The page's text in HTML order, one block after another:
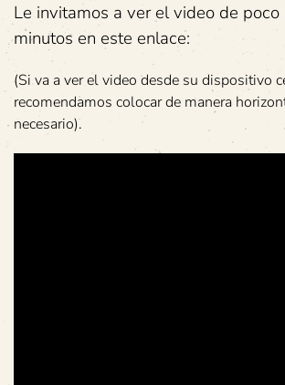
Le invitamos a ver el video de
minutos en este enlace:
(Si va a ver el video desde su dispositivo
recomendamos colocar de manera
necesario).